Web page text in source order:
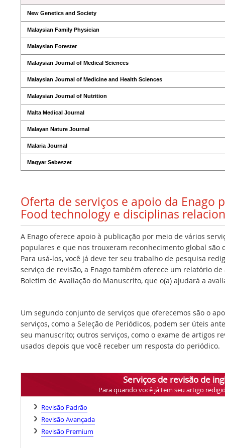
New Genetics and Society
Malaysian Family Physician
Malaysian Forester
Malaysian Journal of Medical Sciences
Malaysian Journal of Medicine and Health Sciences
Malaysian Journal of Nutrition
Malta Medical Journal
Malayan Nature Journal
Malaria Journal
Magyar Sebeszet
Oferta de serviços e apoio da Enago
Food technology e disciplinas
A Enago oferece apoio à publicação por meio de vários
populares e que nos trouxeram reconhecimento global são
Para usá-los, você já deve ter seu trabalho de pesquisa
serviço de revisão, a Enago também oferece um relatório
Boletim de Avaliação do Manuscrito, que o(a) ajudará a
Um segundo conjunto de serviços que oferecemos são o
serviços, como a Seleção de Periódicos, podem ser úteis
seu manuscrito; outros serviços, como o exame de artigos
usados depois que você receber um resposta do periódico.
Serviços de revisão de
Para quando você já tem seu artigo
Revisão Padrão
Revisão Avançada
Revisão Premium